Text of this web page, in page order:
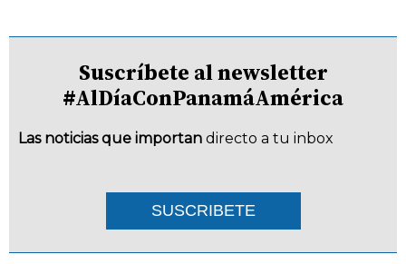
Suscríbete al newsletter
#AlDíaConPanamáAmérica
Las noticias que importan directo a tu inbox
SUSCRIBETE